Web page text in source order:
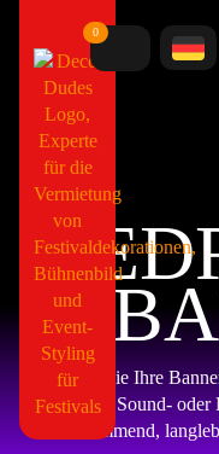
0
Bestellen Sie Ihre
Mesh-, Sound-
Feuerhemmend,